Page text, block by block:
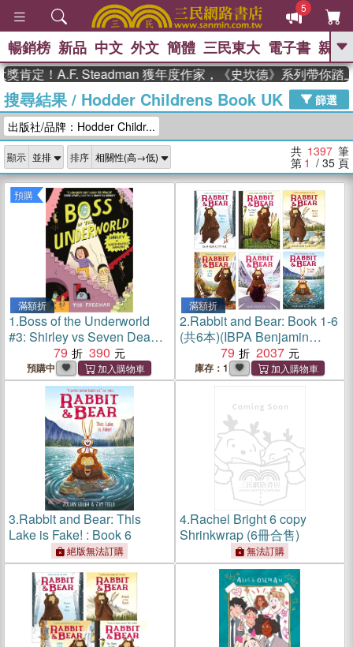
5
GO
熱搜： 東野圭吾 、 高希均教授回憶錄
、 The Odyssey 、 父親節 、 花開錦
繡
李登輝時代 、 數學女孩：黎曼猜想
、
如果歷史是一
群喵 、 臺灣漫遊錄
暢銷榜 新品 中文 外文 簡體 三民東大 電子書 親子
A.F. Steadman 獲年度作家，《史坎德》系列帶你踏上熱血
搜尋結果/ Hodder Childrens Book UK
篩選
出版社/品牌：Hodder Childr...
顯示 排序 共 1397 筆
第 1 / 35 頁
預購
滿額折
1.Boss of the Underworld
#3: Shirley vs Seven Deadly
Dangers (graphic novel)
79 390
預購中
滿額折
2.Rabbit and Bear: Book 1-6
(共6本)(IBPA Benjamin
Franklin Awards GOLD
Winner)
79 2037
庫存：1
3.Rabbit and Bear: This
Lake is Fake! : Book 6
絕版無法訂購
4.Rachel Bright 6 copy
Shrinkwrap (6冊合售)
無法訂購